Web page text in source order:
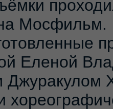
Мосфильм.
Еленой
Джуракулом